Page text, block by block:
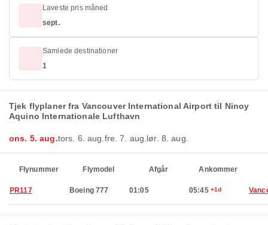
Laveste pris måned
sept.
Samlede destinationer
1
Tjek flyplaner fra Vancouver International Airport til Ninoy
Aquino Internationale Lufthavn
ons. 5. aug.tors. 6. aug. fre. 7. aug. lør. 8. aug.
Flynummer Flymodel Afgår Ankommer
PR117 Boeing 777 01:05 05:45 +1d